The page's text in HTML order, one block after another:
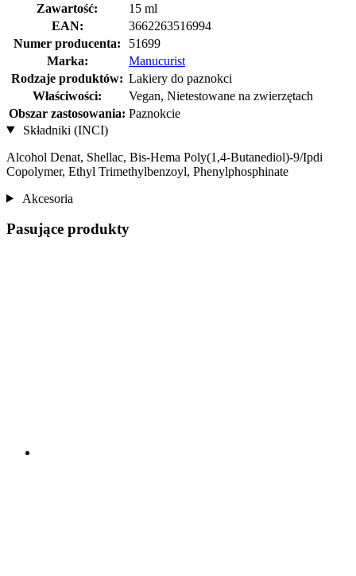
Zawartość:
15 ml
EAN:
3662263516994
Numer producenta:
51699
Marka:
Manucurist
Rodzaje produktów: Lakiery do paznokci
Właściwości:
Vegan, Nietestowane na zwierzętach
Obszar zastosowania: Paznokcie
Składniki (INCI)
Alcohol Denat, Shellac, Bis-Hema Poly(1,4-Butanediol)-9/Ipdi
Copolymer, Ethyl Trimethylbenzoyl, Phenylphosphinate
Akcesoria
Pasujące produkty